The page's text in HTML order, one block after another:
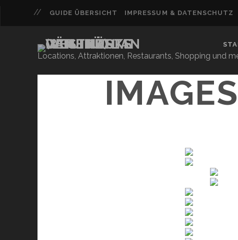
GUIDE ÜBERSICHT IMPRESSUM & DATENSCHUTZ
Locations, Attraktionen, Restaurants, Shopping und